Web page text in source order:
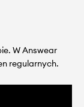
W Answear
regularnych.